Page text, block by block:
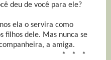
deu de você para ele?
ela o servira como
filhos dele. Mas nunca se
a amiga.
*